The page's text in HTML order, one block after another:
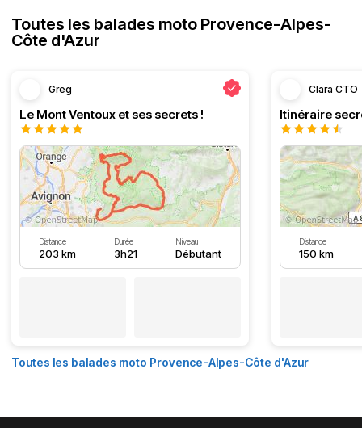
Toutes les balades moto Provence-Alpes-
Côte d'Azur
Greg
Le Mont Ventoux et ses secrets !
Distance
203 km
Durée
3h21
Niveau
Débutant
Clara CTO
Distance
150 km
Toutes les balades moto Provence-Alpes-Côte d'Azur